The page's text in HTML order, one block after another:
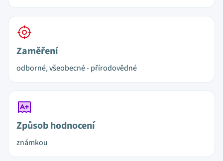
Zaměření
odborné, všeobecné - přírodovědné
Způsob hodnocení
známkou